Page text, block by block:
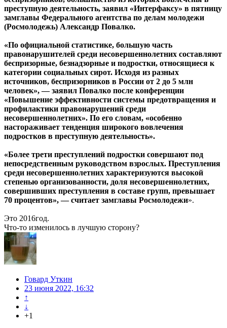
преступную деятельность, заявил «Интерфаксу» в пятницу
замглавы Федерального агентства по делам молодежи
(Росмолодежь) Александр Повалко.
«По официальной статистике, большую часть
правонарушителей среди несовершеннолетних составляют
беспризорные, безнадзорные и подростки, относящиеся к
категории социальных сирот. Исходя из разных
источников, беспризорников в России от 2 до 5 млн
человек», — заявил Повалко после конференции
«Повышение эффективности системы предотвращения и
профилактики правонарушений среди
несовершеннолетних». По его словам, «особенно
настораживает тенденция широкого вовлечения
подростков в преступную деятельность».
«Более трети преступлений подростки совершают под
непосредственным руководством взрослых. Преступления
среди несовершеннолетних характеризуются высокой
степенью организованности, доля несовершеннолетних,
совершивших преступления в составе групп, превышает
70 процентов», — считает замглавы Росмолодежи».
Это 2016год.
Что-то изменилось в лучшую сторону?
Говард Уткин
23 июня 2022, 16:32
↑
↓
+1